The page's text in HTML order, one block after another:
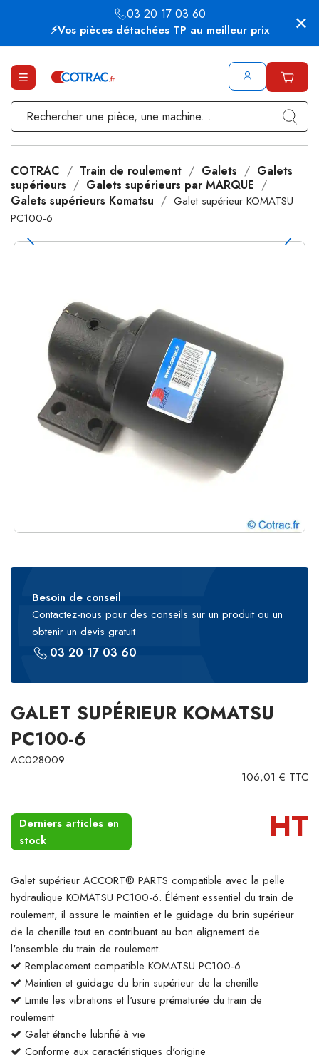
⚡Vos pièces détachées TP au meilleur prix
03 20 17 03 60
COTRAC Train de roulement Galets
Galets
supérieurs
Galets supérieurs par MARQUE
Galets supérieurs Komatsu
Galet supérieur KOMATSU
PC100-6
Besoin de conseil
Contactez-nous pour des conseils sur un produit ou un
obtenir un devis gratuit
03 20 17 03 60
GALET SUPÉRIEUR KOMATSU
PC100-6
AC028009
106,01 € TTC
Derniers articles en
stock
HT
Galet supérieur ACCORT® PARTS compatible avec la pelle
hydraulique KOMATSU PC100-6. Élément essentiel du train de
roulement, il assure le maintien et le guidage du brin supérieur
de la chenille tout en contribuant au bon alignement de
l'ensemble du train de roulement.
Remplacement compatible KOMATSU PC100-6
Maintien et guidage du brin supérieur de la chenille
Limite les vibrations et l'usure prématurée du train de
roulement
Galet étanche lubrifié à vie
Conforme aux caractéristiques d'origine